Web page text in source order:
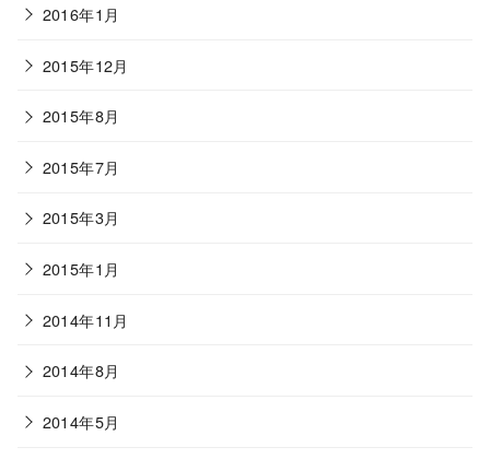
2016年1月
2015年12月
2015年8月
2015年7月
2015年3月
2015年1月
2014年11月
2014年8月
2014年5月